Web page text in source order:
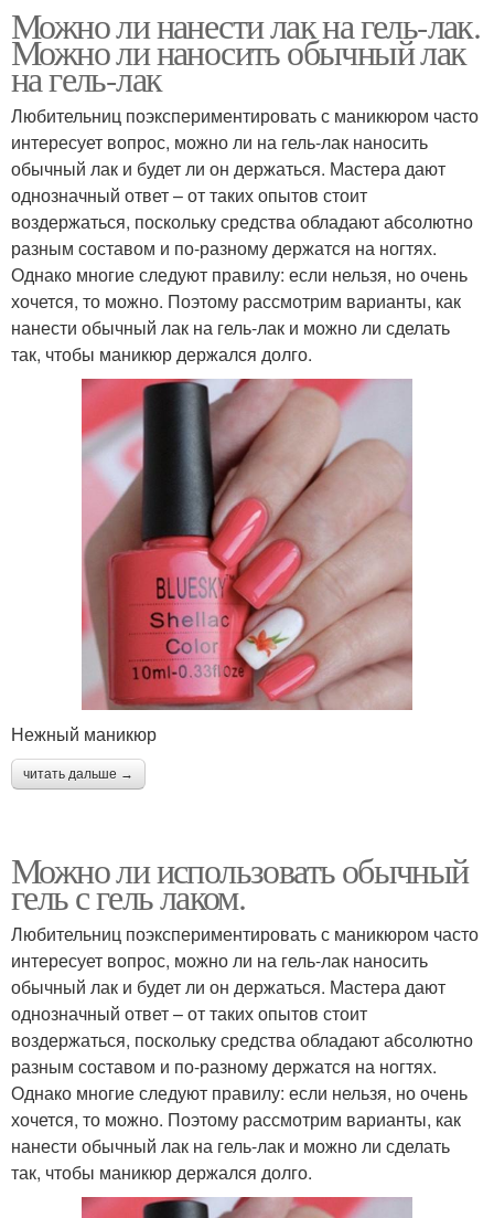
Можно ли нанести лак на гель-лак.
Можно ли наносить обычный лак
на гель-лак
Любительниц поэкспериментировать с маникюром часто
интересует вопрос, можно ли на гель-лак наносить
обычный лак и будет ли он держаться. Мастера дают
однозначный ответ – от таких опытов стоит
воздержаться, поскольку средства обладают абсолютно
разным составом и по-разному держатся на ногтях.
Однако многие следуют правилу: если нельзя, но очень
хочется, то можно. Поэтому рассмотрим варианты, как
нанести обычный лак на гель-лак и можно ли сделать
так, чтобы маникюр держался долго.
Нежный маникюр
читать дальше →
Можно ли использовать обычный
гель с гель лаком.
Любительниц поэкспериментировать с маникюром часто
интересует вопрос, можно ли на гель-лак наносить
обычный лак и будет ли он держаться. Мастера дают
однозначный ответ – от таких опытов стоит
воздержаться, поскольку средства обладают абсолютно
разным составом и по-разному держатся на ногтях.
Однако многие следуют правилу: если нельзя, но очень
хочется, то можно. Поэтому рассмотрим варианты, как
нанести обычный лак на гель-лак и можно ли сделать
так, чтобы маникюр держался долго.